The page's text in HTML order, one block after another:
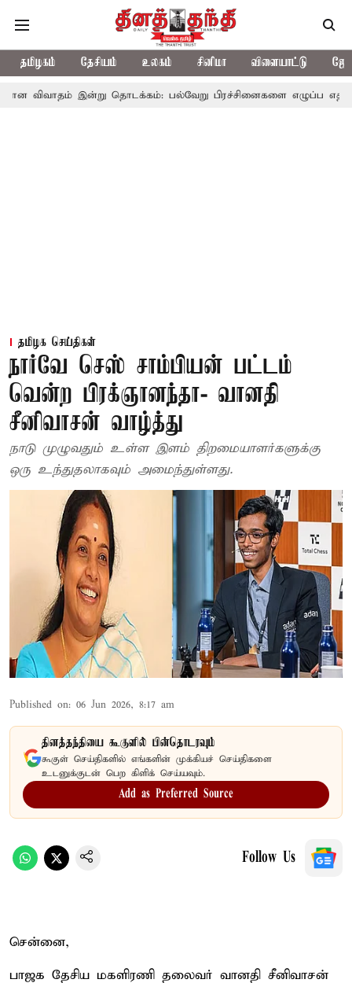
தமிழகம் தேசியம் உலகம் சினிமா விளையாட்டு
இன்று தொடக்கம்: பல்வேறு பிரச்சினைகளை எழுப்ப எதிர்க்கட்சிகள்
தமிழக செய்திகள்
நார்வே செஸ் சாம்பியன் பட்டம்
வென்ற பிரக்ஞானந்தா- வானதி
சீனிவாசன் வாழ்த்து
நாடு முழுவதும் உள்ள இளம் திறமையாளர்களுக்கு
ஒரு உந்துதலாகவும் அமைந்துள்ளது.
Published on: 06 Jun 2026, 8:17 am
தினத்தந்தியை கூகுளில் பின்தொடரவும்
கூகுள் செய்திகளில் எங்களின் முக்கியச் செய்திகளை
உடனுக்குடன் பெற கிளிக் செய்யவும்.
Add as Preferred Source
Follow Us
சென்னை,
பாஜக தேசிய மகளிரணி தலைவர் வானதி சீனிவாசன்